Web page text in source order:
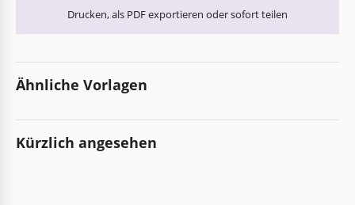
Drucken, als PDF exportieren oder sofort teilen
Ähnliche Vorlagen
Kürzlich angesehen